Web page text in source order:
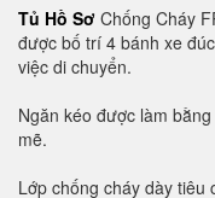
Tủ Hồ Sơ Chống Cháy
được bố trí 4 bánh xe
việc di chuyển.
Ngăn kéo được làm
mẽ.
Lớp chống cháy dày tiêu